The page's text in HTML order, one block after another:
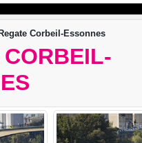
Regate Corbeil-Essonnes